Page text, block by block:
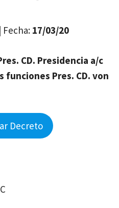
| Fecha: 17/03/20
CD. Presidencia a/c
funciones Pres. CD. von
Decreto